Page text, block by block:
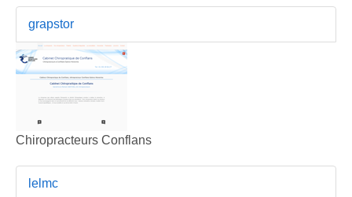
grapstor
Chiropracteurs Conflans
lelmc